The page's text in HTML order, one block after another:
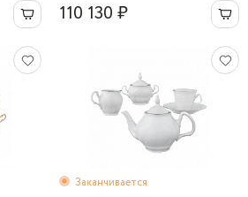
110 130 ₽
Заканчивается